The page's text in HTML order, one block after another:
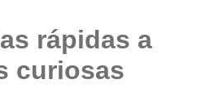
rápidas a
curiosas